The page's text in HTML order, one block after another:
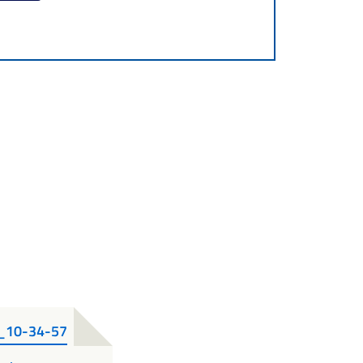
34-57